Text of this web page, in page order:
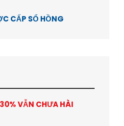
CẤP SỔ HỒNG
VẪN CHƯA HÀI